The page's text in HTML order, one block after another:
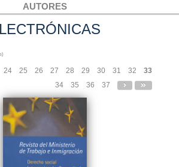
AUTORES
24 25 26 27 28 29 30 31 32
33
34
35 36 37